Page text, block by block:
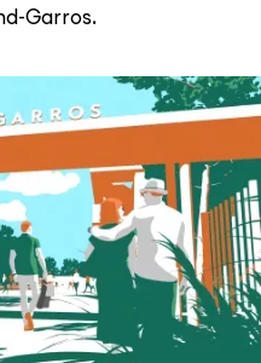
Garros.